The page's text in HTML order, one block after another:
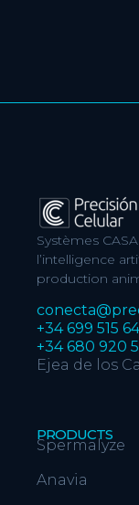
Systèmes
l’intelligence
production
+34 699 515
+34 680 920
Ejea de los
PRODUCTS
Spermalyze
Anavia